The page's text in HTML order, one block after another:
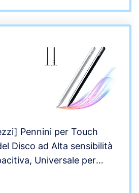
Pennini per Touch
Disco ad Alta sensibilità
Universale per
PRO/Mini/Air/Android e